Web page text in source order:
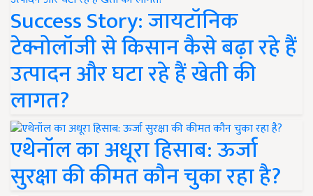
Success Story: जायटॉनिक
टेक्नोलॉजी से किसान कैसे बढ़ा रहे हैं
उत्पादन और घटा रहे हैं खेती की
लागत?
एथेनॉल का अधूरा हिसाब: ऊर्जा
सुरक्षा की कीमत कौन चुका रहा है?